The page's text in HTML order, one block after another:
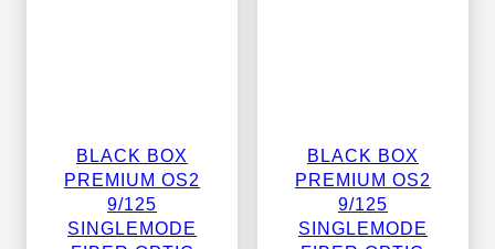
BLACK BOX
PREMIUM OS2
9/125
SINGLEMODE
BLACK BOX
PREMIUM OS2
9/125
SINGLEMODE